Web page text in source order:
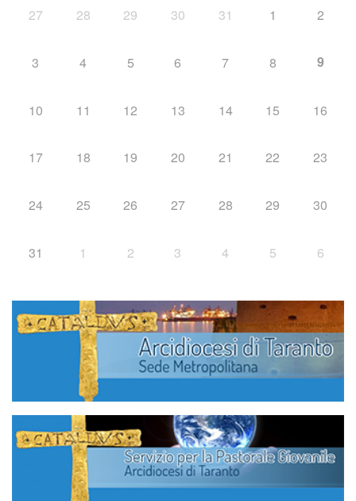
27 28 29 30 31 1 2
3 4 5 6 7 8 9
10 11 12 13 14 15 16
17 18 19 20 21 22 23
24 25 26 27 28 29 30
31 1 2 3 4 5 6